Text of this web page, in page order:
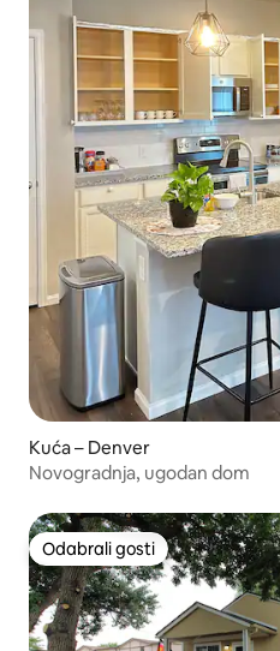
Kuća – Denver
Novogradnja, ugodan dom
Odabrali gosti
Odabrali gosti